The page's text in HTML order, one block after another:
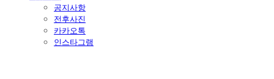
공지사항
전후사진
카카오톡
인스타그램